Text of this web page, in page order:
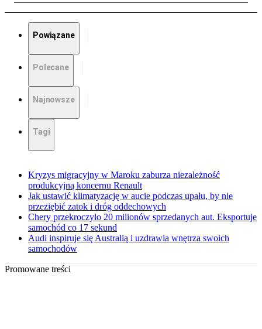
Powiązane
Polecane
Najnowsze
Tagi
Kryzys migracyjny w Maroku zaburza niezależność
produkcyjną koncernu Renault
Jak ustawić klimatyzację w aucie podczas upału, by nie
przeziębić zatok i dróg oddechowych
Chery przekroczyło 20 milionów sprzedanych aut. Eksportuje
samochód co 17 sekund
Audi inspiruje się Australią i uzdrawia wnętrza swoich
samochodów
Promowane treści